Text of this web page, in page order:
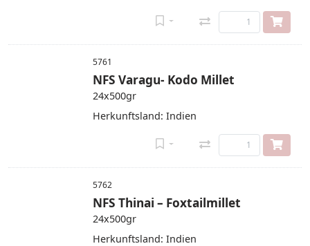
5761
NFS Varagu- Kodo Millet
24x500gr
Herkunftsland: Indien
5762
NFS Thinai – Foxtailmillet
24x500gr
Herkunftsland: Indien